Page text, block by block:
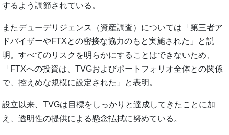
するよう調節されている。
またデューデリジェンス（資産調査）については「第三者ア
ドバイザーやFTXとの密接な協力のもと実施された」と説
明。すべてのリスクを明らかにすることはできないため、
「FTXへの投資は、TVGおよびポートフォリオ全体との関係
で、控えめな規模に設定された」と表明。
設立以来、TVGは目標をしっかりと達成してきたことに加
え、透明性の提供による懸念払拭に努めている。